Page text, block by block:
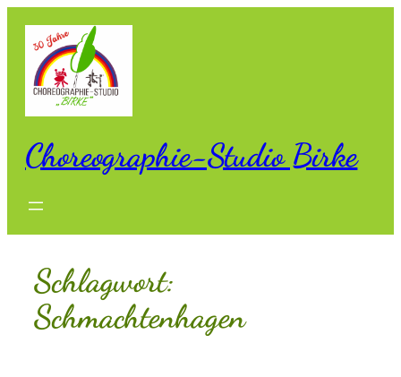
Inhalt
springen
Choreographie-Studio Birke
Schlagwort:
Schmachtenhagen